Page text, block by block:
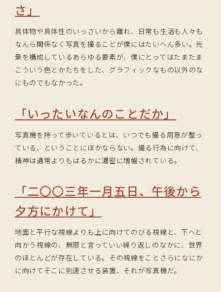
さ」
具体物や具体性のいっさいから離れ、日常も生活も人々も
なんら関係なく写真を撮ることが僕にはたいへん多い。光
景を構成しているあらゆる要素が、僕にとってはたまたま
こういう色とかたちをした、グラフィックなもの以外のな
にものでもなかった。
「いったいなんのことだか」
写真機を持って歩いているとは、いつでも撮る用意が整っ
ている、ということにほかならない。撮る行為に向けて、
精神は通常よりもはるかに濃密に増幅されている。
「二〇〇三年一月五日、午後から
夕方にかけて」
地面と平行な視線よりも上に向けてのびる視線と、下へと
向かう視線の、無限と言っていい繰り返しのなかに、世界
のほとんどが存在している。その視線をことさらになにか
に向けてそこに到達させる装置、それが写真機だ。